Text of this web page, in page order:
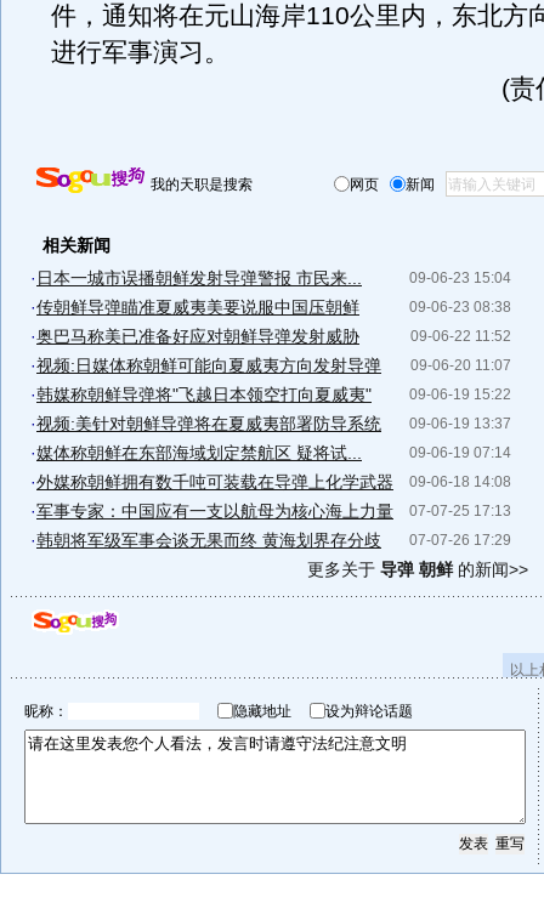
件，通知将在元山海岸110公里内，东北方
进行军事演习。
(责
我的天职是搜索 网页 新闻
相关新闻
09-06-23 15:04
· 日本一城市误播朝鲜发射导弹警报 市民来...
09-06-23 08:38
·传朝鲜导弹瞄准夏威夷美要说服中国压朝鲜
09-06-22 11:52
·奥巴马称美已准备好应对朝鲜导弹发射威胁
09-06-20 11:07
·视频:日媒体称朝鲜可能向夏威夷方向发射导弹
09-06-19 15:22
·韩媒称朝鲜导弹将"飞越日本领空打向夏威夷"
09-06-19 13:37
·视频:美针对朝鲜导弹将在夏威夷部署防导系统
09-06-19 07:14
·媒体称朝鲜在东部海域划定禁航区 疑将试...
09-06-18 14:08
·外媒称朝鲜拥有数千吨可装载在导弹上化学武器
07-07-25 17:13
·军事专家：中国应有一支以航母为核心海上力量
07-07-26 17:29
·韩朝将军级军事会谈无果而终 黄海划界存分歧
更多关于 导弹 朝鲜的新闻>>
以
昵称： 隐藏地址 设为辩论话题